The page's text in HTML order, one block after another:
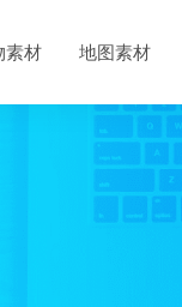
素材 地图素材